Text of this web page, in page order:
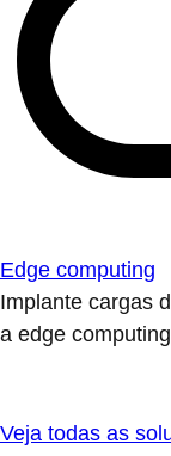
Edge computing
Implante cargas
a edge
Veja todas as